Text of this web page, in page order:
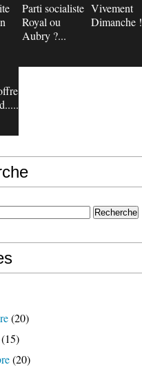
Parti socialiste :
Royal ou
Aubry ?...
Vivement
Dimanche !
(20)
(15)
(20)